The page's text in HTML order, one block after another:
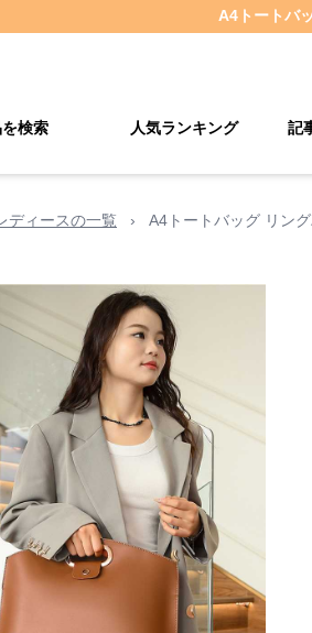
A4トートバ
検索 人気ランキング 記
ディースの一覧 › A4トートバッグ リン